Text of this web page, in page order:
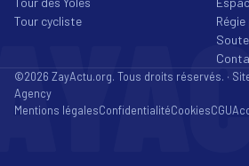
Tour cycliste
©2026 ZayActu.org. Tous droits réservés. ·
Agency
Mentions légalesConfidentialitéCookiesCGU